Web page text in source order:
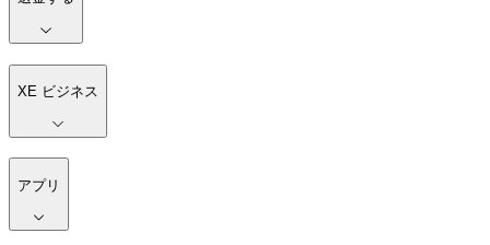
XE ビジネス
アプリ